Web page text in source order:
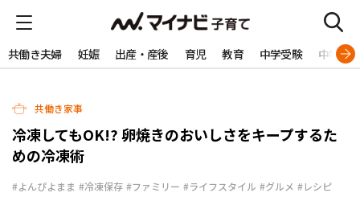
共働き夫婦 妊娠 出産・産後 育児 教育 中学受験 中学生
共働き家事
冷凍してもOK!? 卵焼きのおいしさをキープするた
めの冷凍術
#よんぴよまま #冷凍保存 #ファミリー #ライフスタイル #グルメ #レシピ